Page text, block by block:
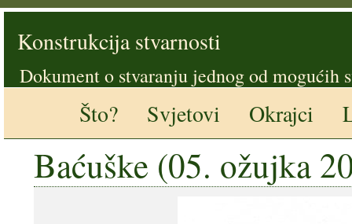
Konstrukcija stvarnosti
Dokument o stvaranju jednog od mogućih
Što? Svjetovi Okrajci
Baćuške (05. ožujka